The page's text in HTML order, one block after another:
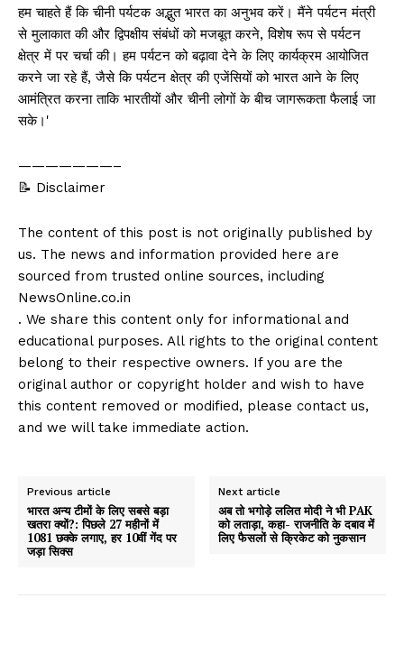
हम चाहते हैं कि चीनी पर्यटक अद्भुत भारत का अनुभव करें। मैंने पर्यटन मंत्री
से मुलाकात की और द्विपक्षीय संबंधों को मजबूत करने, विशेष रूप से पर्यटन
क्षेत्र में पर चर्चा की। हम पर्यटन को बढ़ावा देने के लिए कार्यक्रम आयोजित
करने जा रहे हैं, जैसे कि पर्यटन क्षेत्र की एजेंसियों को भारत आने के लिए
आमंत्रित करना ताकि भारतीयों और चीनी लोगों के बीच जागरूकता फैलाई जा
सके।'
———————–
📝 Disclaimer
The content of this post is not originally published by
us. The news and information provided here are
sourced from trusted online sources, including
NewsOnline.co.in
. We share this content only for informational and
educational purposes. All rights to the original content
belong to their respective owners. If you are the
original author or copyright holder and wish to have
this content removed or modified, please contact us,
and we will take immediate action.
Previous article
भारत अन्य टीमों के लिए सबसे बड़ा
खतरा क्यों?: पिछले 27 महीनों में
1081 छक्के लगाए, हर 10वीं गेंद पर
जड़ा सिक्स
Next article
अब तो भगोड़े ललित मोदी ने भी PAK
को लताड़ा, कहा- राजनीति के दबाव में
लिए फैसलों से क्रिकेट को नुकसान